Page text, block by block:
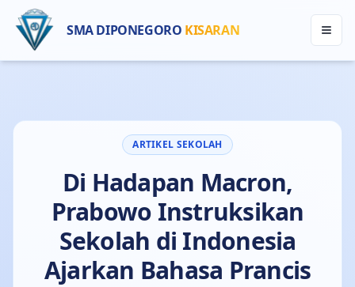
SMA DIPONEGORO KISARAN
ARTIKEL SEKOLAH
Di Hadapan Macron,
Prabowo Instruksikan
Sekolah di Indonesia
Ajarkan Bahasa Prancis